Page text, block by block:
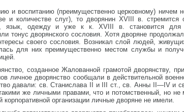
и воспитанию (преимущественно церковному) ничем
и количестве слуг), то дворянин XVIII в. стремится
язык, одежду и уже к к. XVIII в. становится для
тонус дворянского сословия. Хотя дворяне
своего сословия. Возникал слой людей,
для них преимущественно местом службы и
созданное Жалованной грамотой дворянству,
личное дворянство сообщали в действительной
давали: св. Станислава II и III ст., св. Анны II—IV и
же личными правами, что и потомственный, но не
организации личные дворяне не имели.